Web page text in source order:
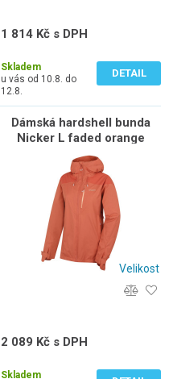
1 814 Kč s DPH
Skladem
u vás od 10.8. do
12.8.
DETAIL
Dámská hardshell bunda
Nicker L faded orange
Velikost
2 089 Kč s DPH
Skladem